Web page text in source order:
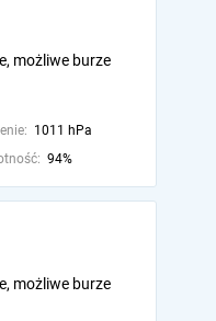
możliwe burze
1011 hPa
94%
możliwe burze